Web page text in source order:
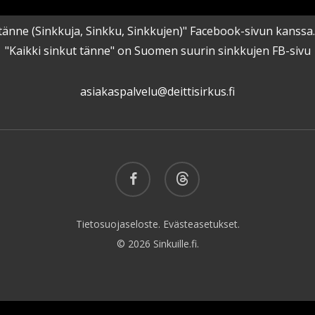
(Sinkkuja, Sinkku, Sinkkujen)" Facebook-sivun
"Kaikki sinkut tänne" on Suomen suurin sinkkujen FB-sivu
asiakaspalvelu@deittisirkus.fi
facebook threads
Tietosuojaseloste. Evästeasetukset.
© 2026 Sinkuille.fi.